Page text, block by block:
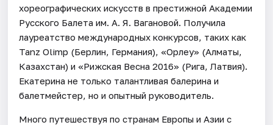
хореографических искусств в престижной Академии
Русского Балета им. А. Я. Вагановой. Получила
лауреатство международных конкурсов, таких как
Tanz Olimp (Берлин, Германия), «Орлеу» (Алматы,
Казахстан) и «Рижская Весна 2016» (Рига, Латвия).
Екатерина не только талантливая балерина и
балетмейстер, но и опытный руководитель.
Много путешествуя по странам Европы и Азии с